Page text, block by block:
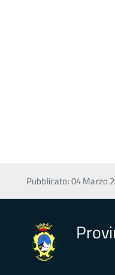
Pubblicato: 04 Marzo